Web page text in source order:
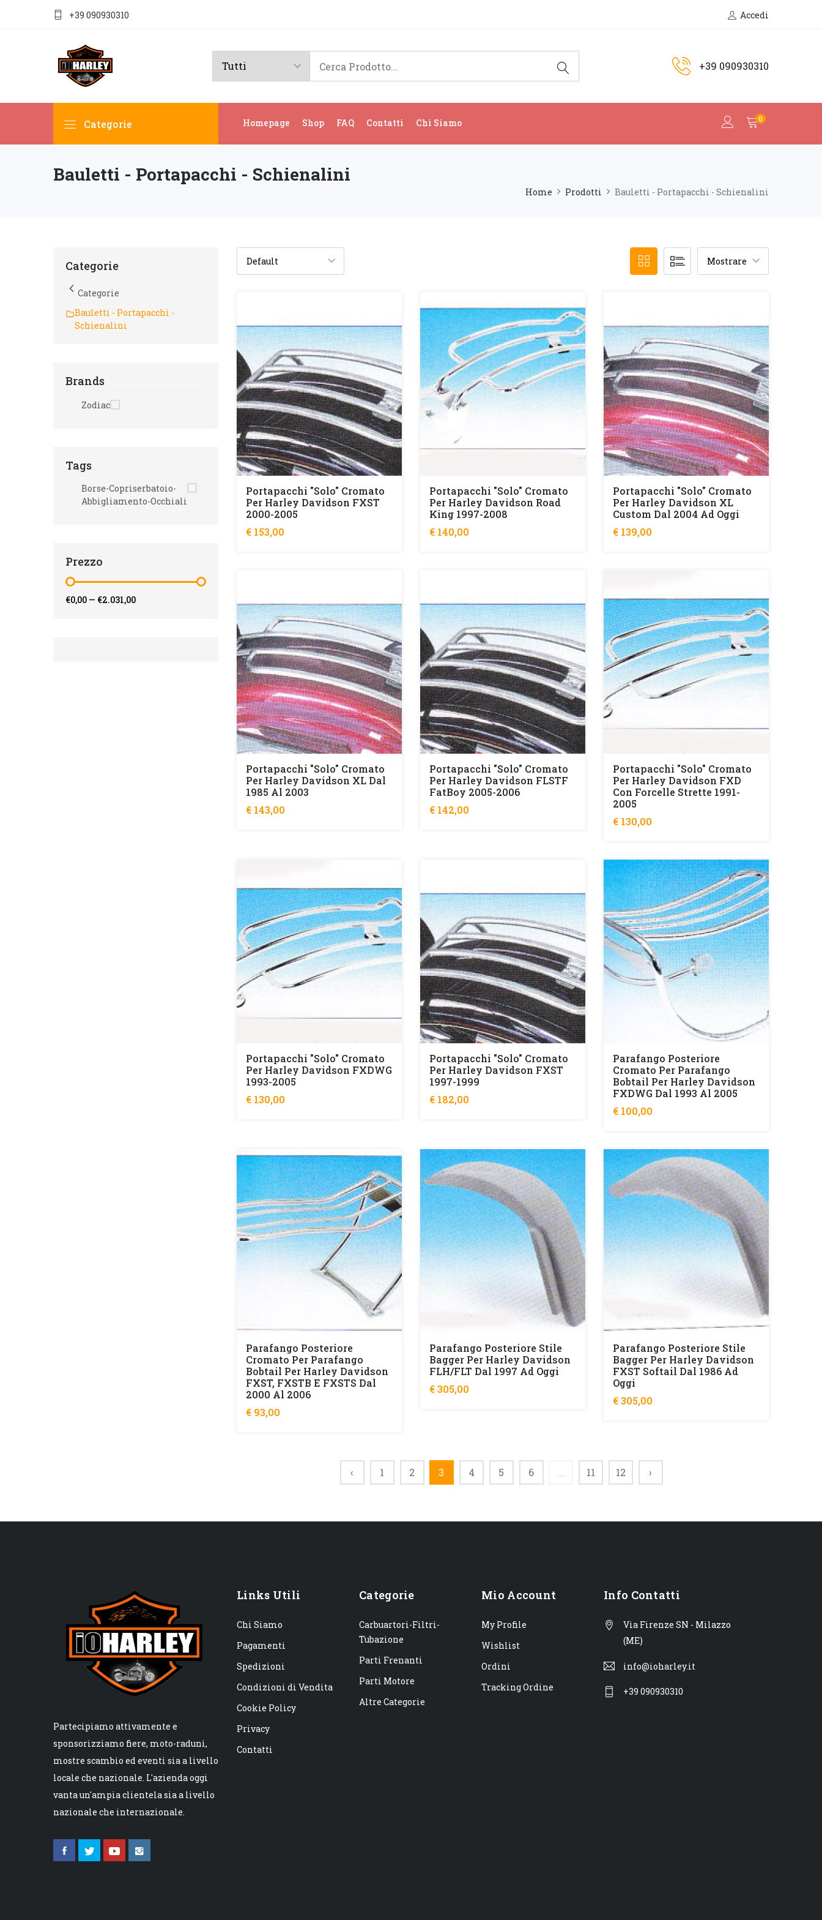
+39 090930310 Accedi
+39 090930310
Categorie Homepage Shop FAQ Contatti Chi Siamo 0
Bauletti - Portapacchi - Schienalini
Home Prodotti Bauletti - Portapacchi - Schienalini
Portapacchi "solo" Cromato
Per Harley Davidson FXST
2000-2005
€ 153,00
Portapacchi "solo" Cromato
Per Harley Davidson Road
King 1997-2008
€ 140,00
Portapacchi "solo" Cromato
Per Harley Davidson XL
Custom Dal 2004 Ad Oggi
€ 139,00
Portapacchi "solo" Cromato
Per Harley Davidson XL Dal
1985 Al 2003
€ 143,00
Portapacchi "solo" Cromato
Per Harley Davidson FLSTF
FatBoy 2005-2006
€ 142,00
Portapacchi "solo" Cromato
Per Harley Davidson FXD
Con Forcelle Strette 1991-
2005
€ 130,00
Portapacchi "solo" Cromato
Per Harley Davidson FXDWG
1993-2005
€ 130,00
Portapacchi "solo" Cromato
Per Harley Davidson FXST
1997-1999
€ 182,00
Parafango Posteriore
Cromato Per Parafango
Bobtail Per Harley Davidson
FXDWG Dal 1993 Al 2005
€ 100,00
Parafango Posteriore
Cromato Per Parafango
Bobtail Per Harley Davidson
FXST, FXSTB E FXSTS Dal
2000 Al 2006
€ 93,00
Parafango Posteriore Stile
Bagger Per Harley Davidson
FLH/FLT Dal 1997 Ad Oggi
€ 305,00
Parafango Posteriore Stile
Bagger Per Harley Davidson
FXST Softail Dal 1986 Ad
Oggi
€ 305,00
‹ 1 2 3 4 5 6 11 12 ›
Categorie
Categorie
Bauletti - Portapacchi -
Schienalini
Brands
Zodiac
Tags
Borse-Copriserbatoio-
Abbigliamento-Occhiali
Prezzo
€0,00 — €2.031,00
Partecipiamo attivamente e
sponsorizziamo fiere, moto-raduni,
mostre scambio ed eventi sia a livello
locale che nazionale. L'azienda oggi
vanta un'ampia clientela sia a livello
nazionale che internazionale.
Links Utili
Chi Siamo
Pagamenti
Spedizioni
Condizioni di Vendita
Cookie Policy
Privacy
Contatti
Categorie
Carbuartori-Filtri-
Tubazione
Parti Frenanti
Parti Motore
Altre Categorie
Mio Account
My Profile
Wishlist
Ordini
Tracking Ordine
Info Contatti
Via Firenze SN - Milazzo
(ME)
info@ioharley.it
+39 090930310